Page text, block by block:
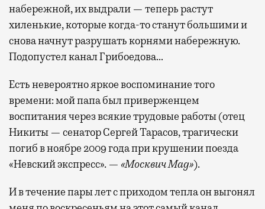
набережной, их выдрали — теперь растут
хиленькие, которые когда-то станут большими и
снова начнут разрушать корнями набережную.
Подопустел канал Грибоедова…
Есть невероятно яркое воспоминание того
времени: мой папа был приверженцем
воспитания через всякие трудовые работы (отец
Никиты — сенатор Сергей Тарасов, трагически
погиб в ноябре 2009 года при крушении поезда
«Невский экспресс». — «Москвич Mag»).
И в течение пары лет с приходом тепла он выгонял